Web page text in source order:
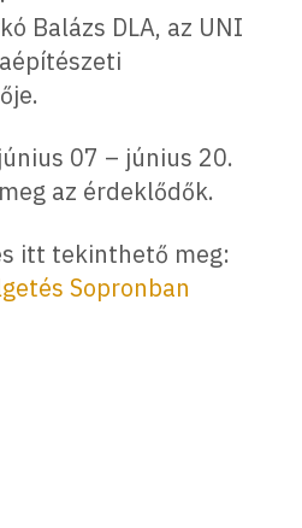
Balázs DLA, az UNI
07 – június 20.
az érdeklődők.
itt tekinthető meg:
Sopronban